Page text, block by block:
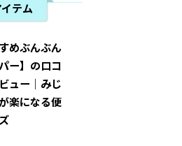
テム
すめぶんぶん
ー】の口コ
ュー｜みじ
楽になる便